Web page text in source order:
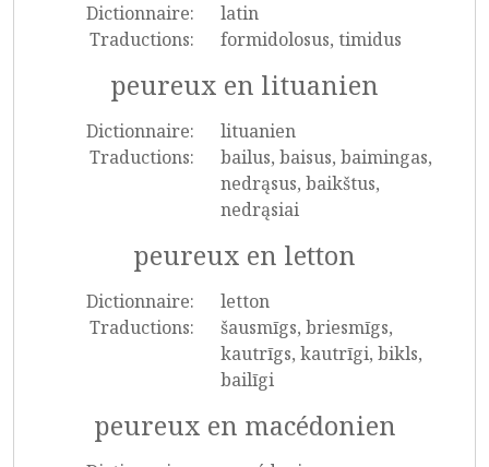
Dictionnaire:
latin
Traductions:
formidolosus, timidus
peureux en lituanien
Dictionnaire:
lituanien
Traductions:
bailus, baisus, baimingas,
nedrąsus, baikštus,
nedrąsiai
peureux en letton
Dictionnaire:
letton
Traductions:
šausmīgs, briesmīgs,
kautrīgs, kautrīgi, bikls,
bailīgi
peureux en macédonien